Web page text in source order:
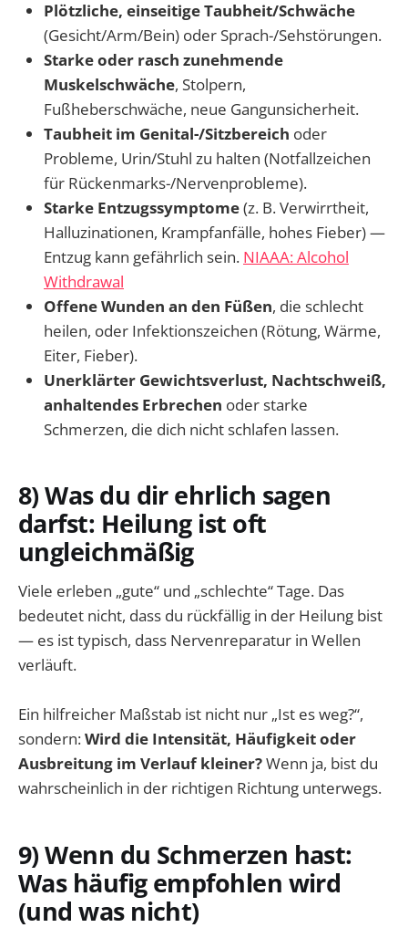
Plötzliche, einseitige Taubheit/Schwäche
(Gesicht/Arm/Bein) oder Sprach-/Sehstörungen.
Starke oder rasch zunehmende
Muskelschwäche, Stolpern,
Fußheberschwäche, neue Gangunsicherheit.
Taubheit im Genital-/Sitzbereich oder
Probleme, Urin/Stuhl zu halten (Notfallzeichen
für Rückenmarks-/Nervenprobleme).
Starke Entzugssymptome(z. B. Verwirrtheit,
Halluzinationen, Krampfanfälle, hohes Fieber) —
Entzug kann gefährlich sein. NIAAA: Alcohol
Withdrawal
Offene Wunden an den Füßen, die schlecht
heilen, oder Infektionszeichen (Rötung, Wärme,
Eiter, Fieber).
Unerklärter Gewichtsverlust, Nachtschweiß,
anhaltendes Erbrechen oder starke
Schmerzen, die dich nicht schlafen lassen.
8) Was du dir ehrlich sagen
darfst: Heilung ist oft
ungleichmäßig
Viele erleben „gute“ und „schlechte“ Tage. Das
bedeutet nicht, dass du rückfällig in der Heilung bist
— es ist typisch, dass Nervenreparatur in Wellen
verläuft.
Ein hilfreicher Maßstab ist nicht nur „Ist es weg?“,
sondern:Wird die Intensität, Häufigkeit oder
Ausbreitung im Verlauf kleiner?Wenn ja, bist du
wahrscheinlich in der richtigen Richtung unterwegs.
9) Wenn du Schmerzen hast:
Was häufig empfohlen wird
(und was nicht)